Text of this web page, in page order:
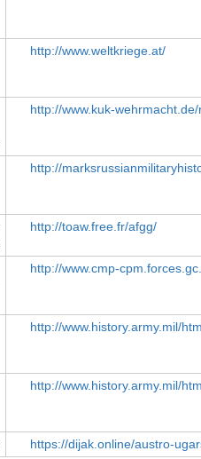
http://www.weltkriege.at/
http://www.kuk-
http://
http://toaw.free.fr/afgg/
http://www.cmp-
http://www.history.army.mil/
http://www.history.army.mil/
https://dijak.online/austro-